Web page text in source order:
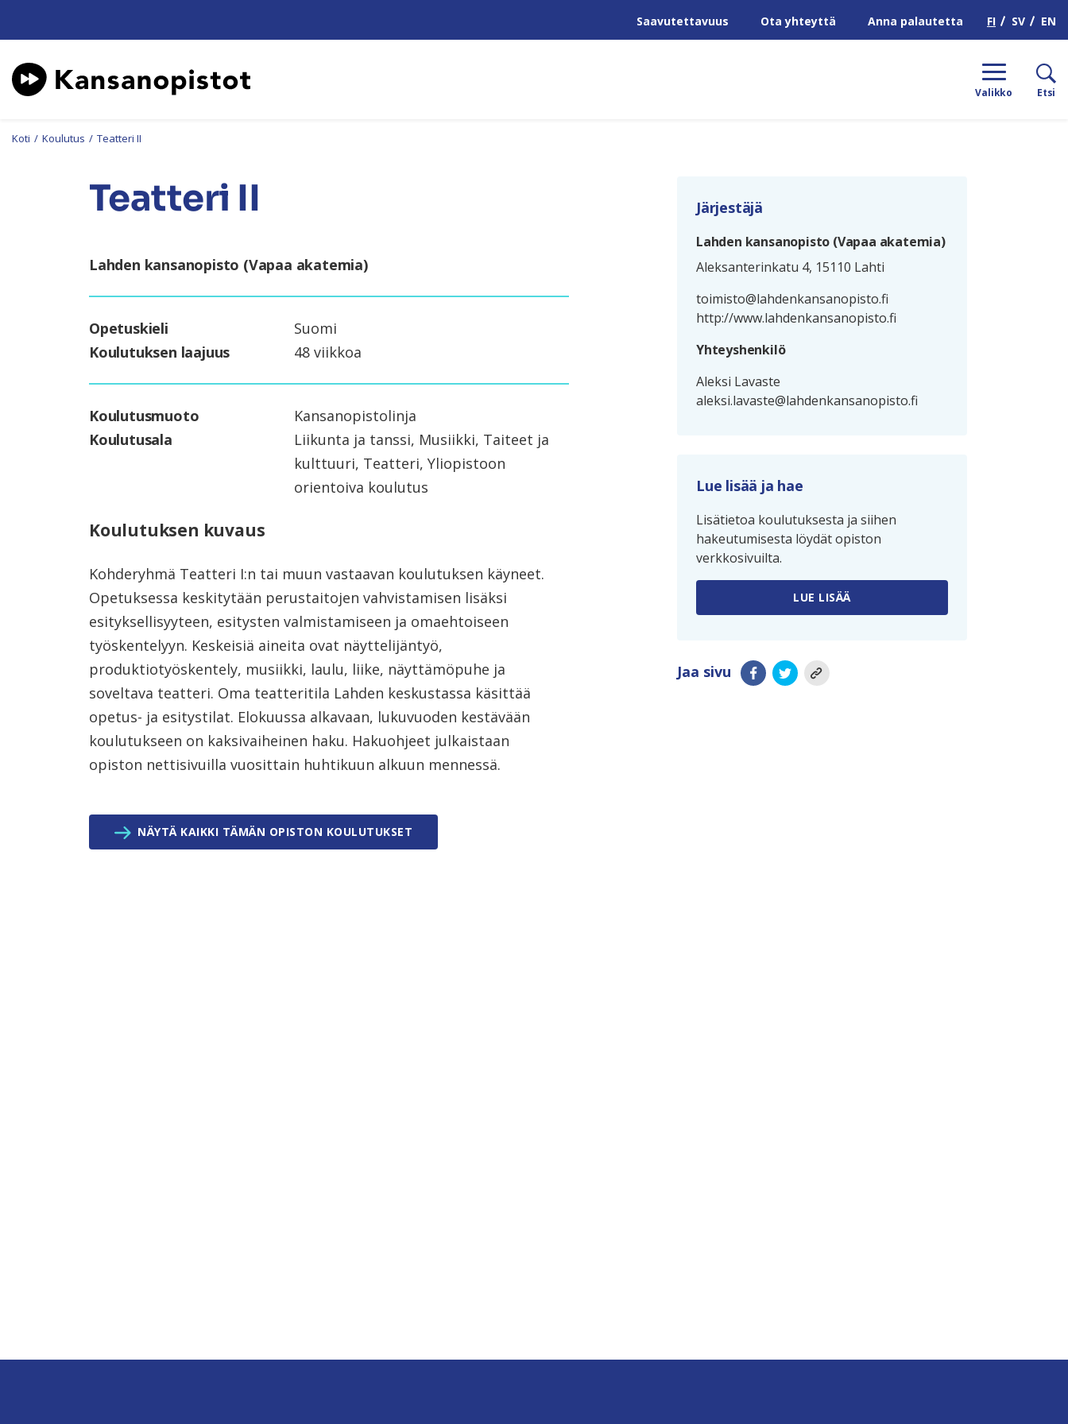
Saavutettavuus Ota yhteyttä Anna palautetta FI SV EN
Valikko Etsi
Koti / Koulutus / Teatteri II
Teatteri II
Lahden kansanopisto (Vapaa akatemia)
Opetuskieli
Suomi
Koulutuksen laajuus
48 viikkoa
Koulutusmuoto
Kansanopistolinja
Koulutusala
Liikunta ja tanssi, Musiikki, Taiteet ja
kulttuuri, Teatteri, Yliopistoon
orientoiva koulutus
Koulutuksen kuvaus
Kohderyhmä Teatteri I:n tai muun vastaavan koulutuksen käyneet.
Opetuksessa keskitytään perustaitojen vahvistamisen lisäksi
esityksellisyyteen, esitysten valmistamiseen ja omaehtoiseen
työskentelyyn. Keskeisiä aineita ovat näyttelijäntyö,
produktiotyöskentely, musiikki, laulu, liike, näyttämöpuhe ja
soveltava teatteri. Oma teatteritila Lahden keskustassa käsittää
opetus- ja esitystilat. Elokuussa alkavaan, lukuvuoden kestävään
koulutukseen on kaksivaiheinen haku. Hakuohjeet julkaistaan
opiston nettisivuilla vuosittain huhtikuun alkuun mennessä.
NÄYTÄ KAIKKI TÄMÄN OPISTON KOULUTUKSET
Järjestäjä
Lahden kansanopisto (Vapaa akatemia)
Aleksanterinkatu 4, 15110 Lahti
toimisto@lahdenkansanopisto.fi
http://www.lahdenkansanopisto.fi
Yhteyshenkilö
Aleksi Lavaste
aleksi.lavaste@lahdenkansanopisto.fi
Lue lisää ja hae
Lisätietoa koulutuksesta ja siihen
hakeutumisesta löydät opiston
verkkosivuilta.
LUE LISÄÄ
Jaa sivu